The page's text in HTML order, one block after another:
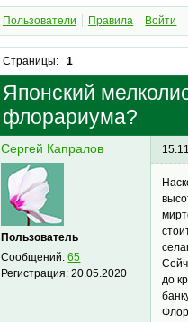
Пользователи Правила Войти
Страницы: 1
Японский
флорариума?
Сергей Капралов
Пользователь
Сообщений:65
Регистрация:20.05.2020
до